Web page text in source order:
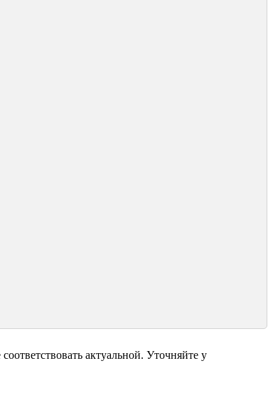
актуальной. Уточняйте у